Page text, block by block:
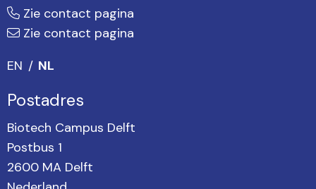
Zie contact pagina
Zie contact pagina
EN
NL
Postadres
Biotech Campus Delft
Postbus 1
2600 MA Delft